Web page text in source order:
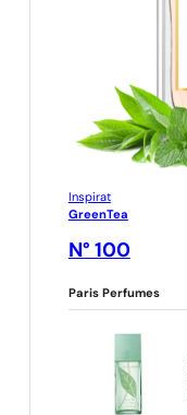
Inspirat
GreenTea
N° 100
Paris Perfumes